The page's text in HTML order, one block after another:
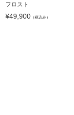
フロスト
¥49,900（税込み）